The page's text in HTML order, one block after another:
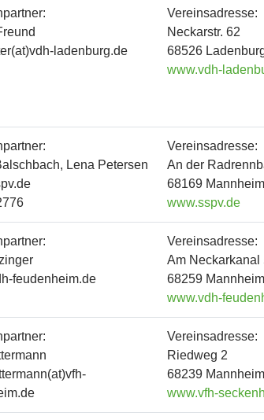
ladenburg.de
Vereinsadresse:
Neckarstr. 62
68526
www.vdh-
Lena Petersen
Vereinsadresse:
An der
68169 Mannheim
www.sspv.de
feudenheim.de
Vereinsadresse:
Am Neckarkanal
68259 Mannheim
www.vdh-
Vereinsadresse:
Riedweg 2
68239 Mannheim
www.vfh-